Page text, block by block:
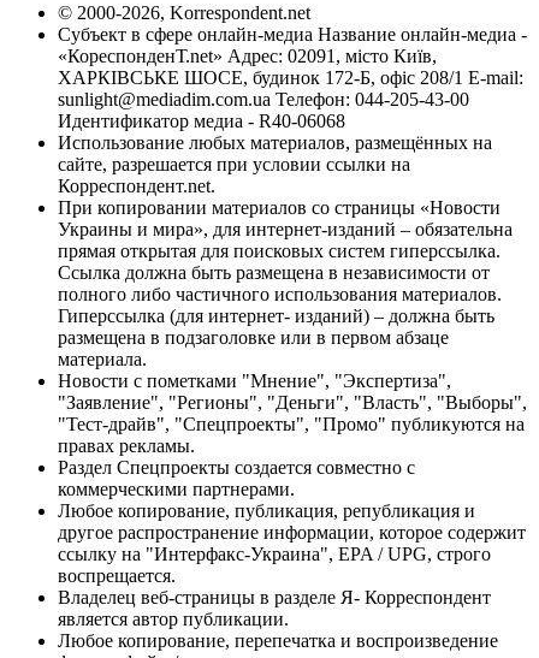
© 2000-2026, Korrespondent.net
Субъект в сфере онлайн-медиа Название онлайн-медиа -
«КореспонденТ.net» Адрес: 02091, місто Київ,
ХАРКІВСЬКЕ ШОСЕ, будинок 172-Б, офіс 208/1 E-mail:
sunlight@mediadim.com.ua Телефон: 044-205-43-00
Идентификатор медиа - R40-06068
Использование любых материалов, размещённых на
сайте, разрешается при условии ссылки на
Корреспондент.net.
При копировании материалов со страницы «Новости
Украины и мира», для интернет-изданий – обязательна
прямая открытая для поисковых систем гиперссылка.
Ссылка должна быть размещена в независимости от
полного либо частичного использования материалов.
Гиперссылка (для интернет- изданий) – должна быть
размещена в подзаголовке или в первом абзаце
материала.
Новости с пометками "Мнение", "Экспертиза",
"Заявление", "Регионы", "Деньги", "Власть", "Выборы",
"Тест-драйв", "Спецпроекты", "Промо" публикуются на
правах рекламы.
Раздел Спецпроекты создается совместно с
коммерческими партнерами.
Любое копирование, публикация, републикация и
другое распространение информации, которое содержит
ссылку на "Интерфакс-Украина", EPA / UPG, строго
воспрещается.
Владелец веб-страницы в разделе Я- Корреспондент
является автор публикации.
Любое копирование, перепечатка и воспроизведение